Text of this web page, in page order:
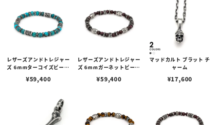
レザーズアンドトレジャー
ズ 6mmターコイズビーズ
¥59,400
レザーズアンドトレジャー
ズ 6mmガーネットビーズ
¥59,400
マッドカルト ブラット チ
ャーム
¥17,600